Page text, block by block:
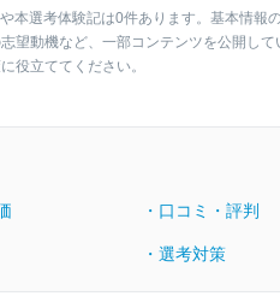
本選考体験記は0件あります。基本情報
望動機など、一部コンテンツを公開して
役立ててください。
・口コミ・評判
・選考対策